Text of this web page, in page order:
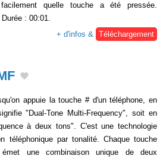
quelle touche a été pressée.
Durée : 00:01.
+ d'infos & Téléchargement
appuie la touche # d'un téléphone, en
"Dual-Tone Multi-Frequency", soit en
à deux tons". C'est une technologie
téléphonique par tonalité. Chaque touche
une combinaison unique de deux